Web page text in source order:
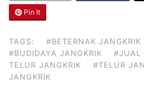
Pin It
TAGS: #BETERNAK JANGKRIK
#BUDIDAYA JANGKRIK
#JUAL
TELUR JANGKRIK
#TELUR
JANGKRIK